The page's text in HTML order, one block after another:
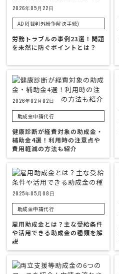
2026年05月22日
ADR(裁判外紛争解決手続)
労務トラブルの事例23選！問題
を未然に防ぐポイントとは？
2026年02月02日
助成金申請代行
健康診断が経費対象の助成金・
補助金4選！利用時の注意点や
費用軽減の方法も紹介
2025年05月08日
助成金申請代行
雇用助成金とは？主な受給条件
や活用できる助成金の種類を解
説